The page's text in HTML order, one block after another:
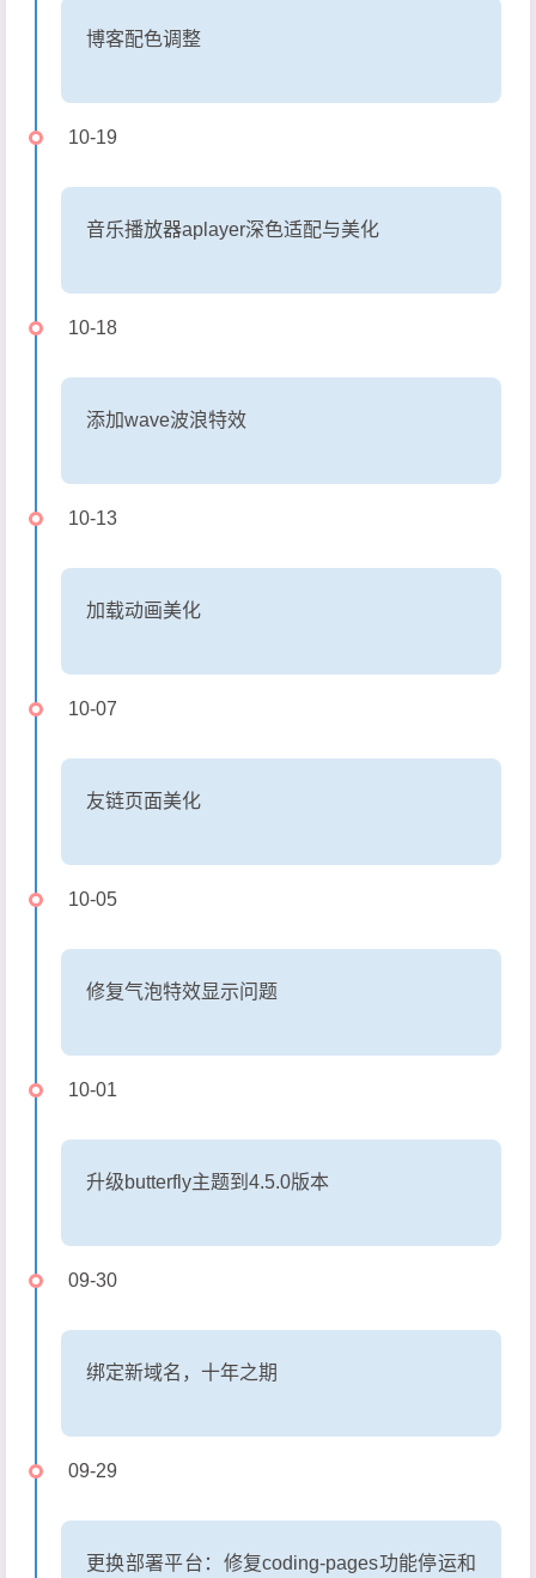
博客配色调整
10-19
音乐播放器aplayer深色适配与美化
10-18
添加wave波浪特效
10-13
加载动画美化
10-07
友链页面美化
10-05
修复气泡特效显示问题
10-01
升级butterfly主题到4.5.0版本
09-30
绑定新域名，十年之期
09-29
更换部署平台：修复coding-pages功能停运和